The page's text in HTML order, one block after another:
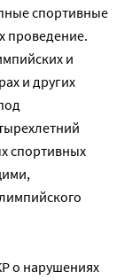
спортивные
проведение.
и
и других
спортивных
о нарушениях